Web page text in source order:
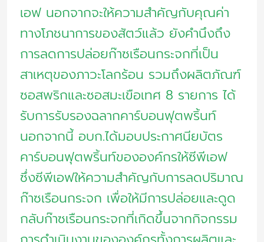
เอฟ นอกจากจะให้ความสำคัญกับคุณค่า
ทางโภชนาการของสัตว์แล้ว ยังคำนึงถึง
การลดการปล่อยก๊าซเรือนกระจกที่เป็น
สาเหตุของภาวะโลกร้อน รวมถึงผลิตภัณฑ์
ซอสพริกและซอสมะเขือเทศ 8 รายการ ได้
รับการรับรองฉลากคาร์บอนฟุตพริ้นท์
นอกจากนี้ อบก.ได้มอบประกาศนียบัตร
คาร์บอนฟุตพริ้นท์ขององค์กรให้ซีพีเอฟ
ซึ่งซีพีเอฟให้ความสำคัญกับการลดปริมาณ
ก๊าซเรือนกระจก เพื่อให้มีการปล่อยและดูด
กลับก๊าซเรือนกระจกที่เกิดขึ้นจากกิจกรรม